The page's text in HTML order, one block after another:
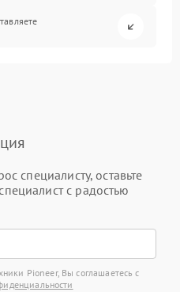
специалисту, оставьте
с радостью
Pioneer, Вы соглашаетесь с